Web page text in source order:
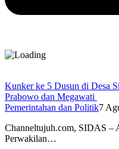
Kunker ke 5 Dusun di Desa
Prabowo dan Megawati
Pemerintahan dan Politik7
Channeltujuh.com, SIDAS –
Perwakilan…